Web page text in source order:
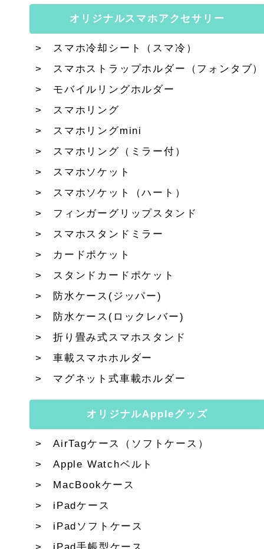
オリジナルスマホアクセサリー
スマホ冷却シート（スマ冷）
スマホストラップホルダー（フォンタブ）
モバイルリングホルダー
スマホリング
スマホリングmini
スマホリング（ミラー付）
スマホソケット
スマホソケット（ハート）
フィンガーグリップスタンド
スマホスタンドミラー
カードポケット
スタンドカードポケット
防水ケース(ジッパー)
防水ケース(ロックレバー)
折り畳み式スマホスタンド
車載スマホホルダー
マグネット式車載ホルダー
オリジナルAppleグッズ
AirTagケース（ソフトケース）
Apple Watchベルト
MacBookケース
iPadケース
iPadソフトケース